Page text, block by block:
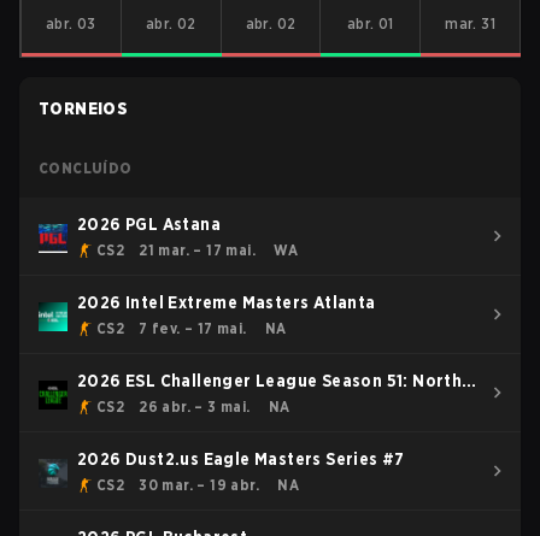
abr. 03
abr. 02
abr. 02
abr. 01
mar. 31
TORNEIOS
CONCLUÍDO
2026 PGL Astana
CS2 21 mar. – 17 mai. WA
2026 Intel Extreme Masters Atlanta
CS2 7 fev. – 17 mai. NA
2026 ESL Challenger League Season 51: North
America - Cup #4
CS2 26 abr. – 3 mai. NA
2026 Dust2.us Eagle Masters Series #7
CS2 30 mar. – 19 abr. NA